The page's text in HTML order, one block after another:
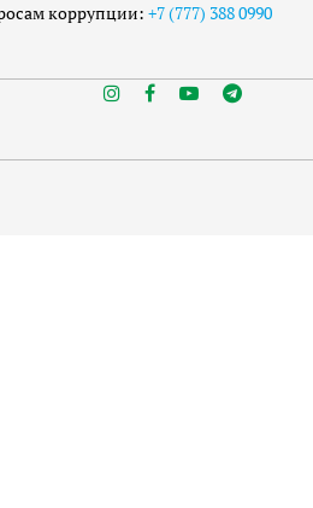
коррупции: +7 (777) 388 0990